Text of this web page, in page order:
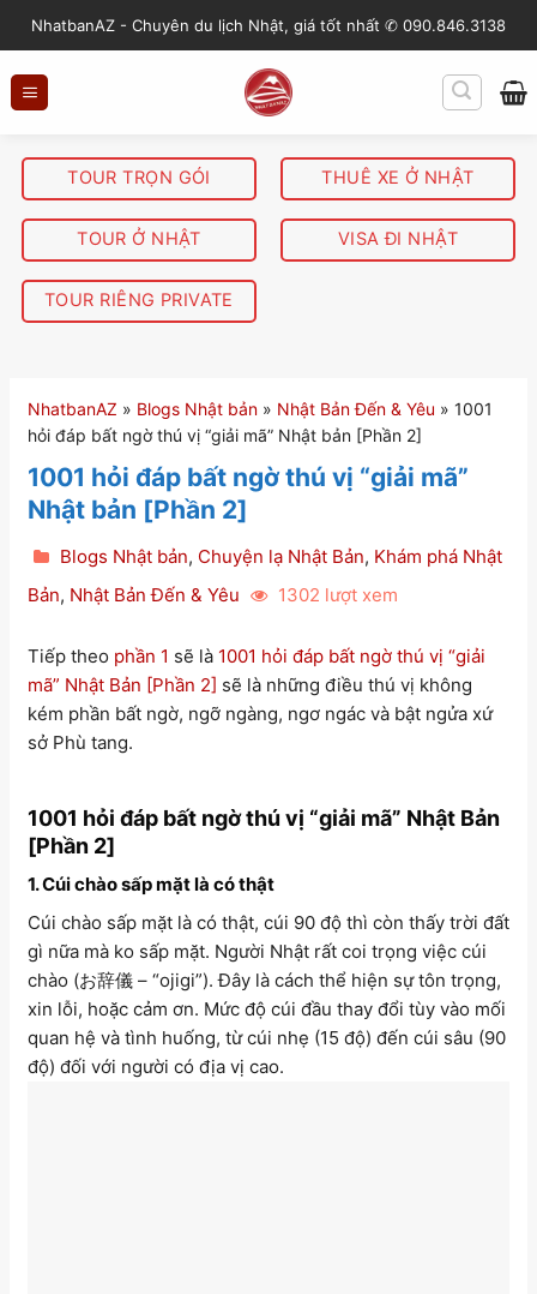
NhatbanAZ - Chuyên du lịch Nhật, giá tốt nhất ✆ 090.846.3138
TOUR TRỌN GÓI
TOUR Ở NHẬT
TOUR RIÊNG PRIVATE
THUÊ XE Ở NHẬT
VISA ĐI NHẬT
NhatbanAZ » Blogs Nhật bản » Nhật Bản Đến & Yêu » 1001
hỏi đáp bất ngờ thú vị “giải mã” Nhật bản [Phần 2]
1001 hỏi đáp bất ngờ thú vị “giải mã”
Nhật bản [Phần 2]
Blogs Nhật bản, Chuyện lạ Nhật Bản, Khám phá Nhật
Bản, Nhật Bản Đến & Yêu 1302 lượt xem
Tiếp theo phần 1 sẽ là 1001 hỏi đáp bất ngờ thú vị “giải
mã” Nhật Bản [Phần 2] sẽ là những điều thú vị không
kém phần bất ngờ, ngỡ ngàng, ngơ ngác và bật ngửa xứ
sở Phù tang.
1001 hỏi đáp bất ngờ thú vị “giải mã” Nhật Bản
[Phần 2]
1. Cúi chào sấp mặt là có thật
Cúi chào sấp mặt là có thật, cúi 90 độ thì còn thấy trời đất
gì nữa mà ko sấp mặt. Người Nhật rất coi trọng việc cúi
chào (お辞儀 – “ojigi”). Đây là cách thể hiện sự tôn trọng,
xin lỗi, hoặc cảm ơn. Mức độ cúi đầu thay đổi tùy vào mối
quan hệ và tình huống, từ cúi nhẹ (15 độ) đến cúi sâu (90
độ) đối với người có địa vị cao.